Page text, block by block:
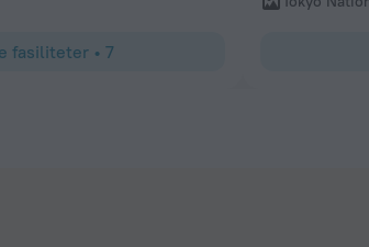
fasiliteter• 7